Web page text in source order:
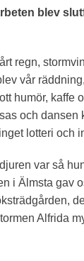
blev
regn,
vår
humör, kaffe
och dansen
lotteri och
var så
i Älmsta gav
Alfrida